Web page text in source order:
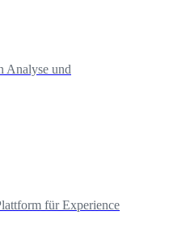
Analyse und
für Experience